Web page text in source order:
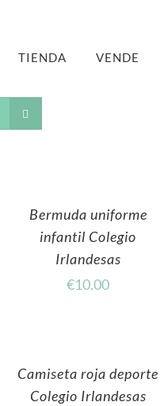
TIENDA VENDE
Bermuda uniforme
infantil Colegio
Irlandesas
€10.00
Camiseta roja deporte
Colegio Irlandesas